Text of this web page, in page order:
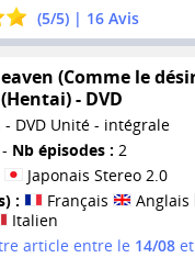
(5/5) | 16Avis
(Comme le
- DVD
- DVD Unité - intégrale
Nb épisodes : 2
Japonais Stereo 2.0
:
Français Anglais
Italien
article entre le 14/08et